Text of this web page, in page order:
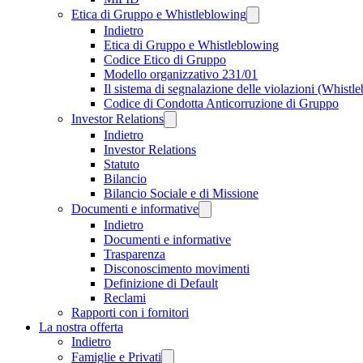
Etica di Gruppo e Whistleblowing
Indietro
Etica di Gruppo e Whistleblowing
Codice Etico di Gruppo
Modello organizzativo 231/01
Il sistema di segnalazione delle violazioni
Codice di Condotta Anticorruzione di Gruppo
Investor Relations
Indietro
Investor Relations
Statuto
Bilancio
Bilancio Sociale e di Missione
Documenti e informative
Indietro
Documenti e informative
Trasparenza
Disconoscimento movimenti
Definizione di Default
Reclami
Rapporti con i fornitori
La nostra offerta
Indietro
Famiglie e Privati